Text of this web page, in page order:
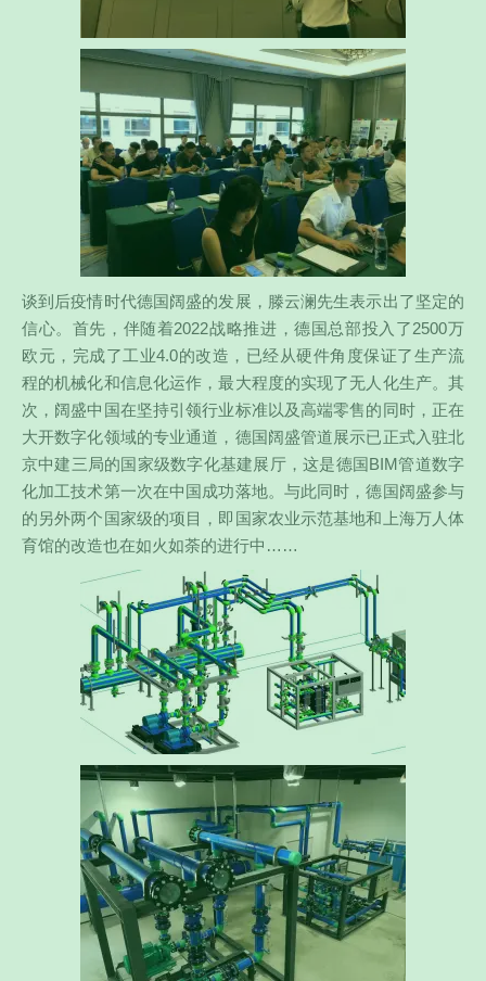
谈到后疫情时代德国阔盛的发展，滕云澜先生表示出了坚定的
信心。首先，伴随着2022战略推进，德国总部投入了2500万
欧元，完成了工业4.0的改造，已经从硬件角度保证了生产流
程的机械化和信息化运作，最大程度的实现了无人化生产。其
次，阔盛中国在坚持引领行业标准以及高端零售的同时，正在
大开数字化领域的专业通道，德国阔盛管道展示已正式入驻北
京中建三局的国家级数字化基建展厅，这是德国BIM管道数字
化加工技术第一次在中国成功落地。与此同时，德国阔盛参与
的另外两个国家级的项目，即国家农业示范基地和上海万人体
育馆的改造也在如火如荼的进行中……